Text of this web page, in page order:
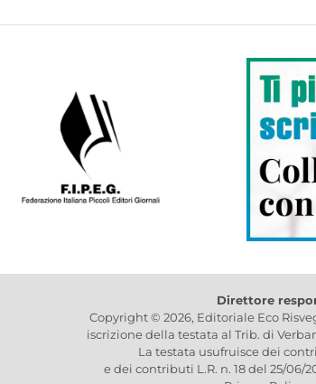
Direttore
Copyright © 2026, Editoriale Eco
iscrizione della testata al Trib. di
La testata usufruisce dei
e dei contributi L.R. n. 18 del 25/06/